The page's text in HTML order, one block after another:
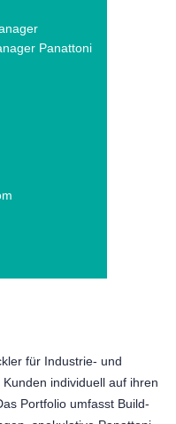
Panattoni
für Industrie- und
individuell auf ihren
Portfolio umfasst Build-